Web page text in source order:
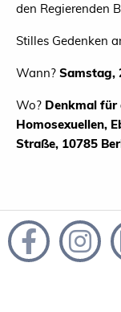
den Regierenden
Stilles Gedenken
Wann? Samstag,
Wo? Denkmal für
Homosexuellen,
Straße, 10785